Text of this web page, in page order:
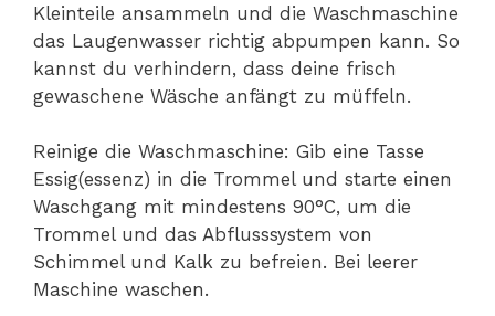
Kleinteile ansammeln und die Waschmaschine
das Laugenwasser richtig abpumpen kann. So
kannst du verhindern, dass deine frisch
gewaschene Wäsche anfängt zu müffeln.
Reinige die Waschmaschine: Gib eine Tasse
Essig(essenz) in die Trommel und starte einen
Waschgang mit mindestens 90°C, um die
Trommel und das Abflusssystem von
Schimmel und Kalk zu befreien. Bei leerer
Maschine waschen.